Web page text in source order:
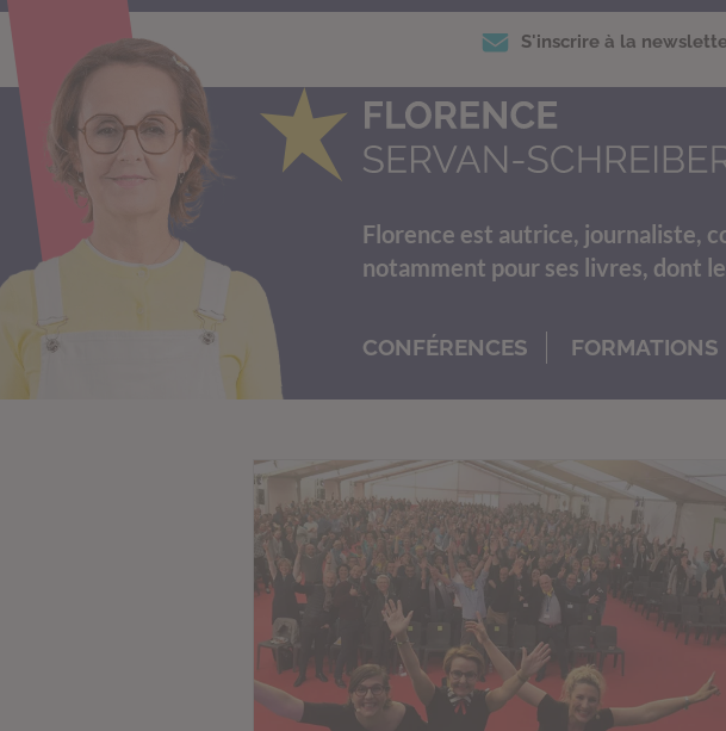
S'inscrire à la
Florence est autrice, journaliste,
notamment pour ses livres, dont
CONFÉRENCES FORMATIONS